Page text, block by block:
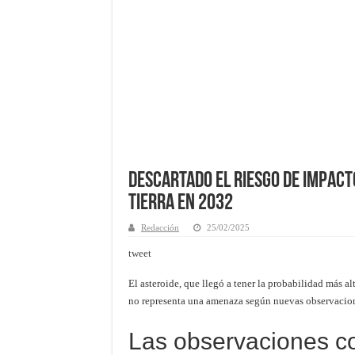
Descartado el riesgo de
Tierra en 2032
Redacción 25/02/2025
tweet
El asteroide, que llegó a tener la probabilidad más
no representa una amenaza según nuevas
Las observaciones